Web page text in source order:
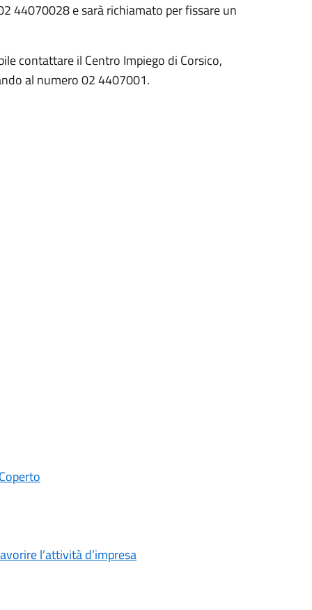
44070028 e sarà richiamato per fissare un
contattare il Centro Impiego di Corsico,
al numero 02 4407001.
l’attività d’impresa